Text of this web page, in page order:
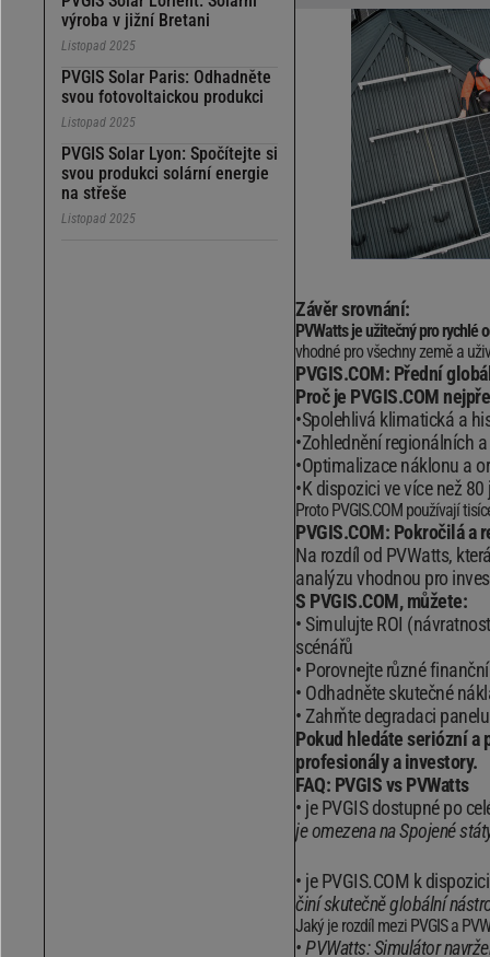
výroba v jižní Bretani
Listopad 2025
PVGIS Solar Paris: Odhadněte
svou fotovoltaickou produkci
Listopad 2025
PVGIS Solar Lyon: Spočítejte si
svou produkci solární energie
na střeše
Listopad 2025
Závěr srovnání:
PVWatts je užitečný pro rychlé
vhodné pro všechny země a
PVGIS.COM: Přední
Proč je PVGIS.COM
Spolehlivá klimatická a
Zohlednění regionálních
Optimalizace náklonu a
K dispozici ve více než
Proto PVGIS.COM používají
PVGIS.COM: Pokročilá a
Na rozdíl od PVWatts,
analýzu vhodnou pro
S PVGIS.COM, můžete:
Simulujte ROI
scénářů
Porovnejte různé
Odhadněte skutečné
Zahrňte degradaci
Pokud hledáte seriózní a
profesionály a investory.
FAQ: PVGIS vs PVWatts
je PVGIS dostupné po
je omezena na Spojené
je PVGIS.COM k
činí skutečně globální
Jaký je rozdíl mezi PVGIS a
PVWatts: Simulátor